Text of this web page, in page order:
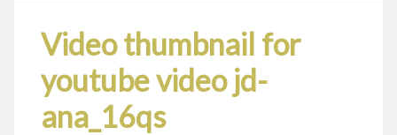
Video thumbnail for
youtube video jd-
ana_16qs